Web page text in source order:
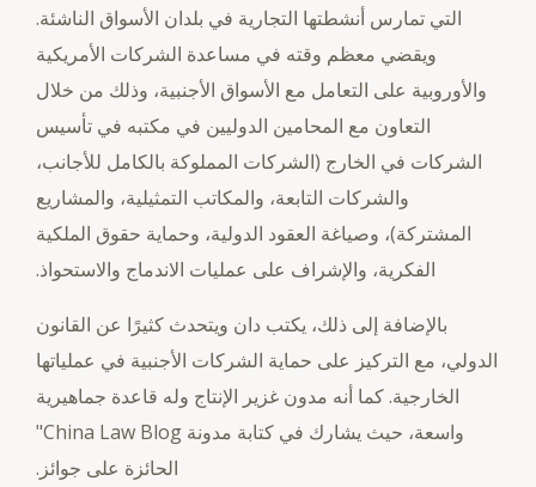
التي تمارس أنشطتها التجارية في بلدان الأسواق الناشئة.
ويقضي معظم وقته في مساعدة الشركات الأمريكية
والأوروبية على التعامل مع الأسواق الأجنبية، وذلك من خلال
التعاون مع المحامين الدوليين في مكتبه في تأسيس
الشركات في الخارج (الشركات المملوكة بالكامل للأجانب،
والشركات التابعة، والمكاتب التمثيلية، والمشاريع
المشتركة)، وصياغة العقود الدولية، وحماية حقوق الملكية
الفكرية، والإشراف على عمليات الاندماج والاستحواذ.
بالإضافة إلى ذلك، يكتب دان ويتحدث كثيرًا عن القانون
الدولي، مع التركيز على حماية الشركات الأجنبية في عملياتها
الخارجية. كما أنه مدون غزير الإنتاج وله قاعدة جماهيرية
واسعة، حيث يشارك في كتابة مدونة China Law Blog"
الحائزة على جوائز.